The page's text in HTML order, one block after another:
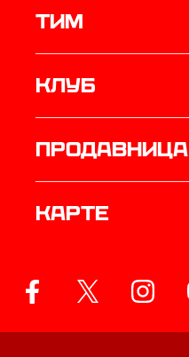
ТИМ
Клуб
продавница
Карте